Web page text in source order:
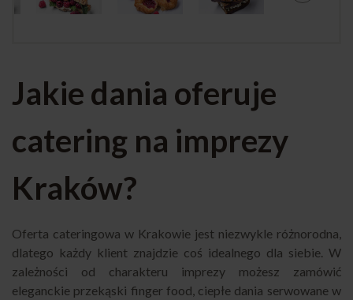
Jakie dania oferuje
catering na imprezy
Kraków?
Oferta cateringowa w Krakowie jest niezwykle różnorodna,
dlatego każdy klient znajdzie coś idealnego dla siebie. W
zależności od charakteru imprezy możesz zamówić
eleganckie przekąski finger food, ciepłe dania serwowane w